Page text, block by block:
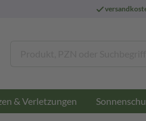
& Verletzungen